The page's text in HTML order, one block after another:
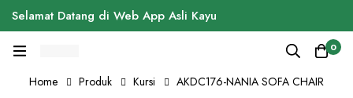
Selamat Datang di Web App Asli Kayu
0
Home Produk Kursi AKDC176-NANIA SOFA CHAIR